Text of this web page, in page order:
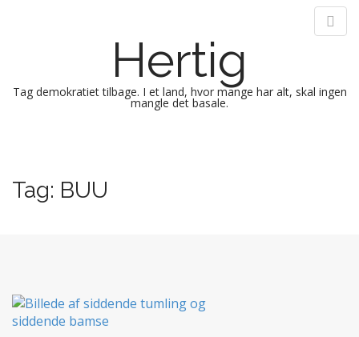
Hertig
Tag demokratiet tilbage. I et land, hvor mange har alt, skal ingen
mangle det basale.
i
n
p
t
e
n
Tag: BUU